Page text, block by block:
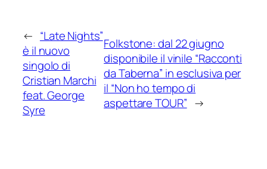
← “Late Nights”
è il nuovo
singolo di
Cristian Marchi
feat. George
Syre
Folkstone: dal 22 giugno
disponibile il vinile “Racconti
da Taberna” in esclusiva per
il “Non ho tempo di
aspettare TOUR” →